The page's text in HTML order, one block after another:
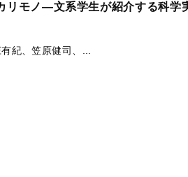
リモノ―文系学生が紹介する科学
紀、笠原健司、...